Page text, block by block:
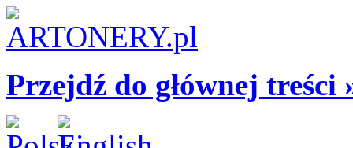
Przejdź do głównej treści